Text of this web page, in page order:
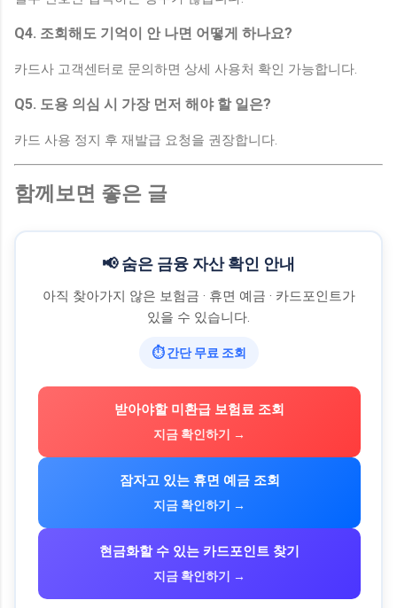
Q4. 조회해도 기억이 안 나면 어떻게 하나요?
카드사 고객센터로 문의하면 상세 사용처 확인 가능합니다.
Q5. 도용 의심 시 가장 먼저 해야 할 일은?
카드 사용 정지 후 재발급 요청을 권장합니다.
함께보면 좋은 글
📢 숨은 금융 자산 확인 안내
아직 찾아가지 않은 보험금 · 휴면 예금 · 카드포인트가
있을 수 있습니다.
⏱ 간단 무료 조회
받아야할 미환급 보험료 조회
지금 확인하기 →
잠자고 있는 휴면 예금 조회
지금 확인하기 →
현금화할 수 있는 카드포인트 찾기
지금 확인하기 →